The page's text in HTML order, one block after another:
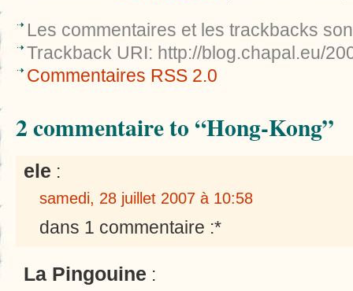
Les commentaires et les trackbacks
Trackback URI: http://blog.chapal.eu/
Commentaires RSS 2.0
2 commentaire to “Hong-Kong”
ele :
samedi, 28 juillet 2007 à 10:58
dans 1 commentaire :*
La Pingouine :